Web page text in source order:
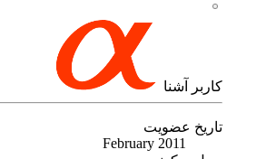
كاربر آشنا
تاریخ عضویت
February 2011